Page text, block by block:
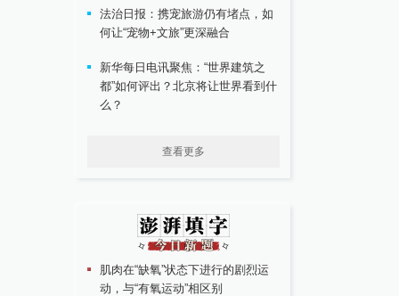
法治日报：携宠旅游仍有堵点，如
何让“宠物+文旅”更深融合
新华每日电讯聚焦：“世界建筑之
都”如何评出？北京将让世界看到什
么？
查看更多
肌肉在“缺氧”状态下进行的剧烈运
动，与“有氧运动”相区别